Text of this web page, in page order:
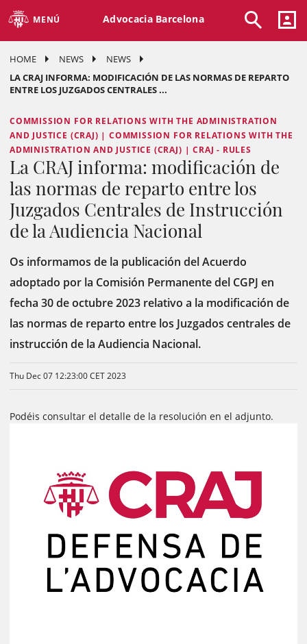
MENÚ Advocacia Barcelona
HOME NEWS
NEWS
LA CRAJ INFORMA: MODIFICACIÓN DE LAS NORMAS DE REPARTO
ENTRE LOS JUZGADOS CENTRALES ...
COMMISSION FOR RELATIONS WITH THE ADMINISTRATION
AND JUSTICE (CRAJ) | COMMISSION FOR RELATIONS WITH THE
ADMINISTRATION AND JUSTICE (CRAJ) | CRAJ - RULES
La CRAJ informa: modificación de
las normas de reparto entre los
Juzgados Centrales de Instrucción
de la Audiencia Nacional
Os informamos de la publicación del Acuerdo
adoptado por la Comisión Permanente del CGPJ en
fecha 30 de octubre 2023 relativo a la modificación de
las normas de reparto entre los Juzgados centrales de
instrucción de la Audiencia Nacional.
Thu Dec 07 12:23:00 CET 2023
Podéis consultar el detalle de la resolución en el adjunto.